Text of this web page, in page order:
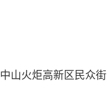
山火炬高新区民众